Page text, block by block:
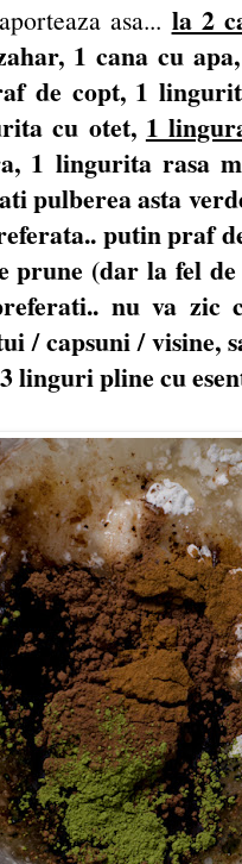
asa... la 2
1 cana cu
de copt, 1
cu otet, 1
1 lingurita rasa
pulberea asta
putin praf
prune (dar la fel
nu va zic
/ capsuni / visine,
linguri pline cu